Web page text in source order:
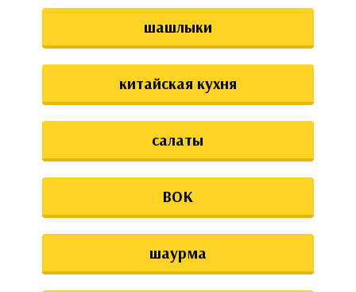
шашлыки
китайская кухня
салаты
ВОК
шаурма